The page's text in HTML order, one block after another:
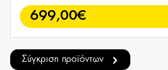
699,00€
Σύγκριση προϊόντων